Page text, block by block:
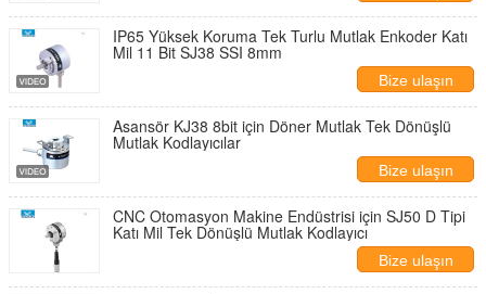
IP65 Yüksek Koruma Tek Turlu Mutlak Enkoder Katı
Mil 11 Bit SJ38 SSI 8mm
Bize ulaşın
Asansör KJ38 8bit için Döner Mutlak Tek Dönüşlü
Mutlak Kodlayıcılar
Bize ulaşın
CNC Otomasyon Makine Endüstrisi için SJ50 D Tipi
Katı Mil Tek Dönüşlü Mutlak Kodlayıcı
Bize ulaşın